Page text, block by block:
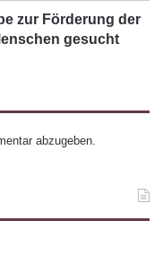
zur Förderung der
gesucht
abzugeben.